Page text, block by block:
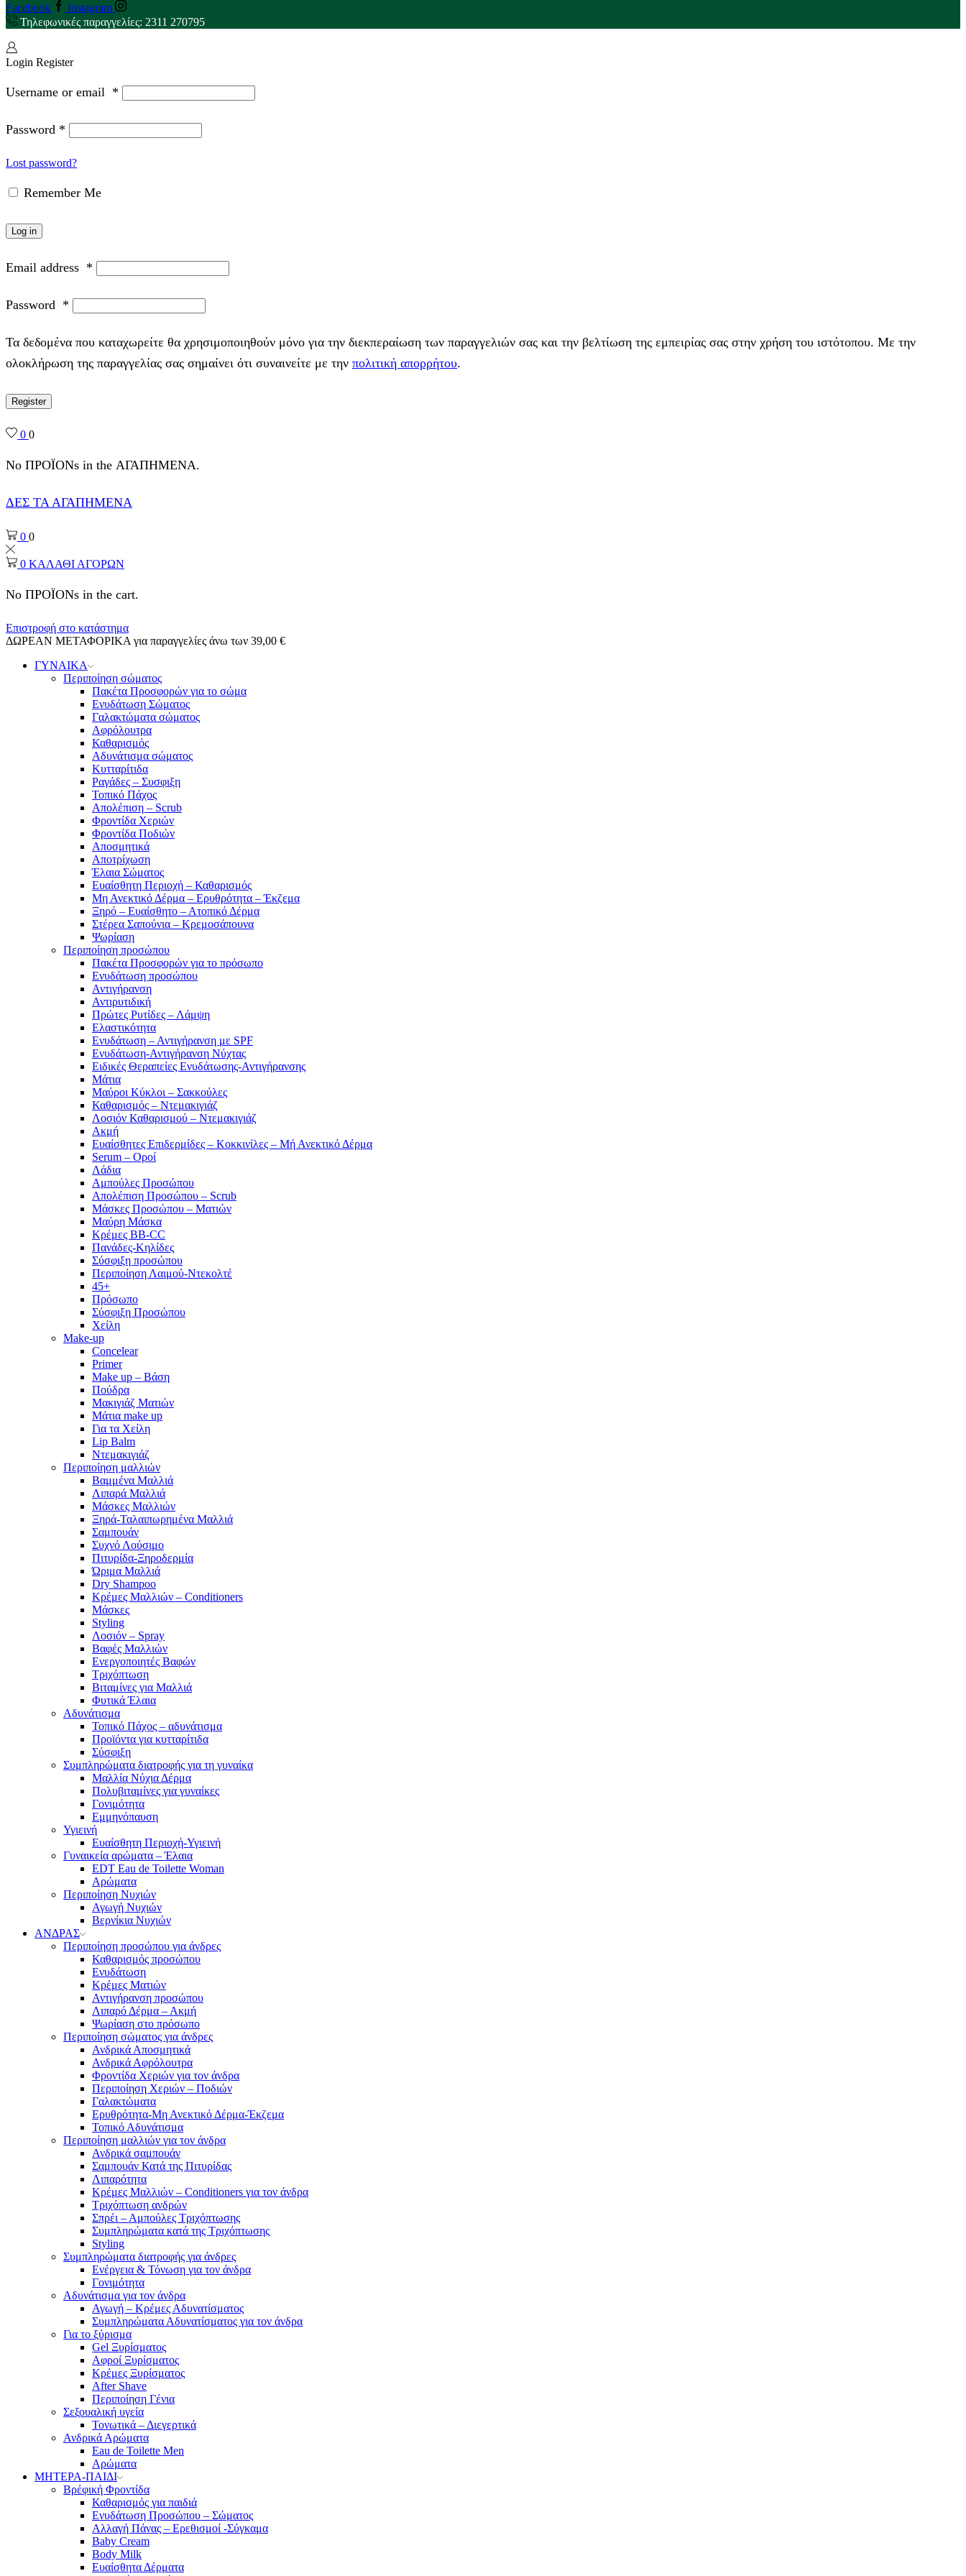
Facebook
Instagram
Τηλεφωνικές παραγγελίες: 2311 270795
Login Register
Username or email *
Password *
Lost password?
Remember Me
Log in
Email address *
Password *
Τα δεδομένα που καταχωρείτε θα χρησιμοποιηθούν μόνο για την διεκπεραίωση των παραγγελιών σας και την βελτίωση της εμπειρίας σας στην χρήση του ιστότοπου. Με την
ολοκλήρωση της παραγγελίας σας σημαίνει ότι συναινείτε με την πολιτική απορρήτου.
Register
0 0
No ΠΡΟΪΟΝs in the ΑΓΑΠΗΜΕΝΑ.
ΔΕΣ ΤΑ ΑΓΑΠΗΜΕΝΑ
0 0
0 ΚΑΛΑΘΙ ΑΓΟΡΩΝ
No ΠΡΟΪΟΝs in the cart.
Επιστροφή στο κατάστημα
ΔΩΡΕΑΝ ΜΕΤΑΦΟΡΙΚΑ για παραγγελίες άνω των 39,00 €
ΓΥΝΑΙΚΑ
Περιποίηση σώματος
Πακέτα Προσφορών για το σώμα
Ενυδάτωση Σώματος
Γαλακτώματα σώματος
Αφρόλουτρα
Καθαρισμός
Αδυνάτισμα σώματος
Κυτταρίτιδα
Ραγάδες – Συσφιξη
Τοπικό Πάχος
Απολέπιση – Scrub
Φροντίδα Χεριών
Φροντίδα Ποδιών
Αποσμητικά
Αποτρίχωση
Έλαια Σώματος
Ευαίσθητη Περιοχή – Καθαρισμός
Μη Ανεκτικό Δέρμα – Ερυθρότητα – Έκζεμα
Ξηρό – Ευαίσθητο – Ατοπικό Δέρμα
Στέρεα Σαπούνια – Κρεμοσάπουνα
Ψωρίαση
Περιποίηση προσώπου
Πακέτα Προσφορών για το πρόσωπο
Ενυδάτωση προσώπου
Αντιγήρανση
Αντιρυτιδική
Πρώτες Ρυτίδες – Λάμψη
Ελαστικότητα
Ενυδάτωση – Αντιγήρανση με SPF
Ενυδάτωση-Αντιγήρανση Νύχτας
Ειδικές Θεραπείες Ενυδάτωσης-Αντιγήρανσης
Μάτια
Μαύροι Κύκλοι – Σακκούλες
Καθαρισμός – Ντεμακιγιάζ
Λοσιόν Καθαρισμού – Ντεμακιγιάζ
Ακμή
Ευαίσθητες Επιδερμίδες – Κοκκινίλες – Μή Ανεκτικό Δέρμα
Serum – Οροί
Λάδια
Αμπούλες Προσώπου
Απολέπιση Προσώπου – Scrub
Μάσκες Προσώπου – Ματιών
Μαύρη Μάσκα
Κρέμες BB-CC
Πανάδες-Κηλίδες
Σύσφιξη προσώπου
Περιποίηση Λαιμού-Ντεκολτέ
45+
Πρόσωπο
Σύσφιξη Προσώπου
Χείλη
Make-up
Concelear
Primer
Make up – Βάση
Πούδρα
Μακιγιάζ Ματιών
Μάτια make up
Για τα Χείλη
Lip Balm
Ντεμακιγιάζ
Περιποίηση μαλλιών
Βαμμένα Μαλλιά
Λιπαρά Μαλλιά
Μάσκες Μαλλιών
Ξηρά-Ταλαιπωρημένα Μαλλιά
Σαμπουάν
Συχνό Λούσιμο
Πιτυρίδα-Ξηροδερμία
Ώριμα Μαλλιά
Dry Shampoo
Κρέμες Μαλλιών – Conditioners
Μάσκες
Styling
Λοσιόν – Spray
Βαφές Μαλλιών
Ενεργοποιητές Βαφών
Τριχόπτωση
Βιταμίνες για Μαλλιά
Φυτικά Έλαια
Αδυνάτισμα
Τοπικό Πάχος – αδυνάτισμα
Προϊόντα για κυτταρίτιδα
Σύσφιξη
Συμπληρώματα διατροφής για τη γυναίκα
Μαλλία Νύχια Δέρμα
Πολυβιταμίνες για γυναίκες
Γονιμότητα
Εμμηνόπαυση
Υγιεινή
Ευαίσθητη Περιοχή-Υγιεινή
Γυναικεία αρώματα – Έλαια
EDT Eau de Toilette Woman
Αρώματα
Περιποίηση Νυχιών
Αγωγή Νυχιών
Βερνίκια Νυχιών
ΑΝΔΡΑΣ
Περιποίηση προσώπου για άνδρες
Καθαρισμός προσώπου
Ενυδάτωση
Κρέμες Ματιών
Αντιγήρανση προσώπου
Λιπαρό Δέρμα – Ακμή
Ψωρίαση στο πρόσωπο
Περιποίηση σώματος για άνδρες
Ανδρικά Αποσμητικά
Ανδρικά Αφρόλουτρα
Φροντίδα Χεριών για τον άνδρα
Περιποίηση Χεριών – Ποδιών
Γαλακτώματα
Ερυθρότητα-Μη Ανεκτικό Δέρμα-Έκζεμα
Τοπικό Αδυνάτισμα
Περιποίηση μαλλιών για τον άνδρα
Ανδρικά σαμπουάν
Σαμπουάν Κατά της Πιτυρίδας
Λιπαρότητα
Κρέμες Μαλλιών – Conditioners για τον άνδρα
Τριχόπτωση ανδρών
Σπρέι – Αμπούλες Τριχόπτωσης
Συμπληρώματα κατά της Τριχόπτωσης
Styling
Συμπληρώματα διατροφής για άνδρες
Ενέργεια & Τόνωση για τον άνδρα
Γονιμότητα
Αδυνάτισμα για τον άνδρα
Αγωγή – Κρέμες Αδυνατίσματος
Συμπληρώματα Αδυνατίσματος για τον άνδρα
Για το ξύρισμα
Gel Ξυρίσματος
Αφροί Ξυρίσματος
Κρέμες Ξυρίσματος
After Shave
Περιποίηση Γένια
Σεξουαλική υγεία
Τονωτικά – Διεγερτικά
Ανδρικά Αρώματα
Eau de Toilette Men
Αρώματα
ΜΗΤΕΡΑ-ΠΑΙΔΙ
Βρέφική Φροντίδα
Καθαρισμός για παιδιά
Ενυδάτωση Προσώπου – Σώματος
Αλλαγή Πάνας – Ερεθισμοί -Σύγκαμα
Baby Cream
Body Milk
Ευαίσθητα Δέρματα